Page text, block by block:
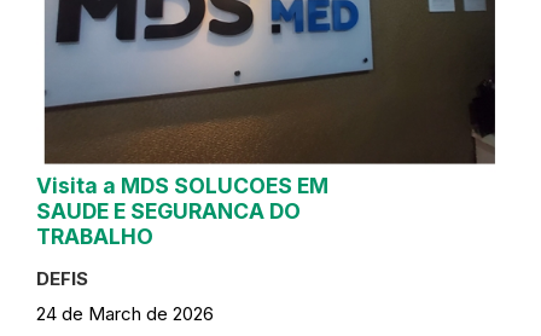
Visita a MDS SOLUCOES EM
SAUDE E SEGURANCA DO
TRABALHO
DEFIS
24 de March de 2026